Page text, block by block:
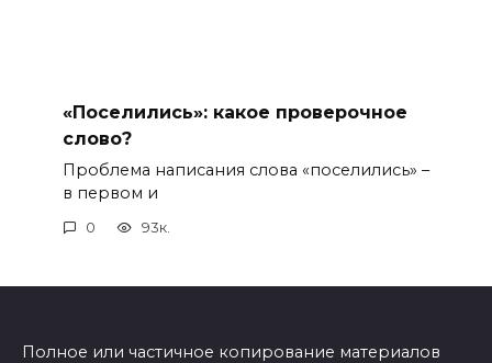
«Поселились»: какое проверочное
слово?
Проблема написания слова «поселились» –
в первом и
0 93к.
Полное или частичное копирование материалов